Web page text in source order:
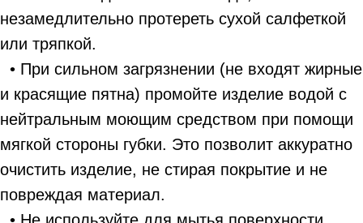
незамедлительно протереть сухой салфеткой
или тряпкой.
• При сильном загрязнении (не входят жирные
и красящие пятна) промойте изделие водой с
нейтральным моющим средством при помощи
мягкой стороны губки. Это позволит аккуратно
очистить изделие, не стирая покрытие и не
повреждая материал.